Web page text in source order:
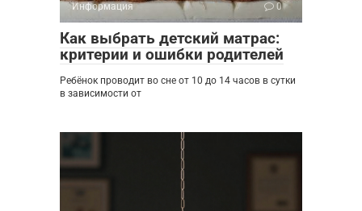
Информация 0
Как выбрать детский матрас:
критерии и ошибки родителей
Ребёнок проводит во сне от 10 до 14 часов в сутки
в зависимости от